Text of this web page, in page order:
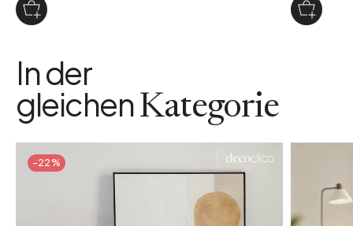
In der
gleichenKategorie
-22%